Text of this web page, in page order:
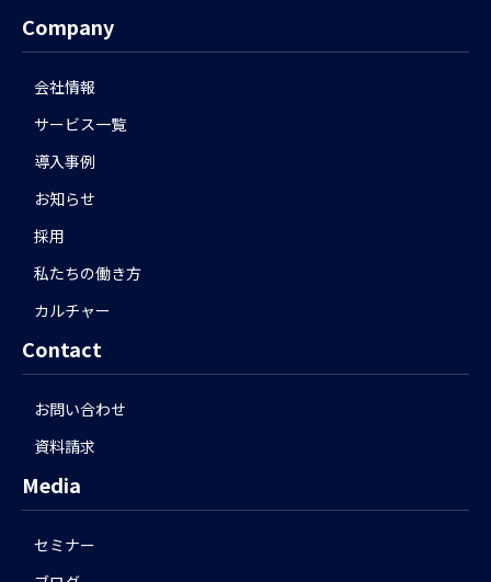
Company
会社情報
サービス一覧
導入事例
お知らせ
採用
私たちの働き方
カルチャー
Contact
お問い合わせ
資料請求
Media
セミナー